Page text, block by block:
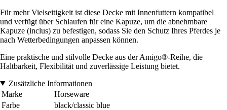
Für mehr Vielseitigkeit ist diese Decke mit Innenfuttern kompatibel
und verfügt über Schlaufen für eine Kapuze, um die abnehmbare
Kapuze (inclus) zu befestigen, sodass Sie den Schutz Ihres Pferdes je
nach Wetterbedingungen anpassen können.
Eine praktische und stilvolle Decke aus der Amigo®-Reihe, die
Haltbarkeit, Flexibilität und zuverlässige Leistung bietet.
Zusätzliche Informationen
Marke
Horseware
Farbe
black/classic blue